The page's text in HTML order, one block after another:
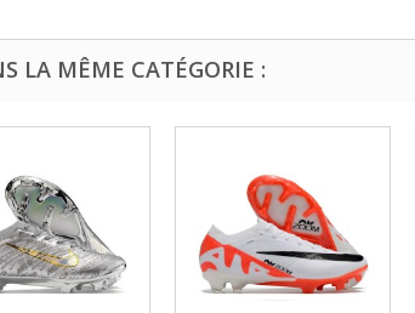
LA MÊME CATÉGORIE :